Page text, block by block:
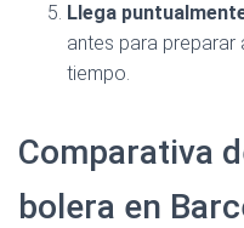
Llega
antes para preparar
tiempo.
Comparativa
bolera en